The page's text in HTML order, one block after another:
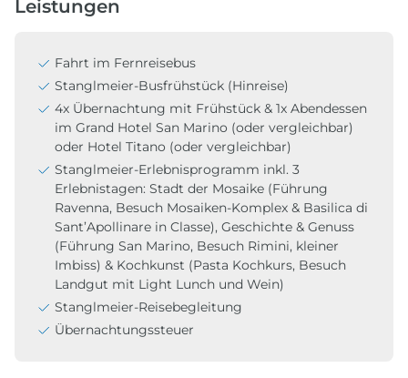
Leistungen
Fahrt im Fernreisebus
Stanglmeier-Busfrühstück (Hinreise)
4x Übernachtung mit Frühstück & 1x Abendessen
im Grand Hotel San Marino (oder vergleichbar)
oder Hotel Titano (oder vergleichbar)
Stanglmeier-Erlebnisprogramm inkl. 3
Erlebnistagen: Stadt der Mosaike (Führung
Ravenna, Besuch Mosaiken-Komplex & Basilica di
Sant’Apollinare in Classe), Geschichte & Genuss
(Führung San Marino, Besuch Rimini, kleiner
Imbiss) & Kochkunst (Pasta Kochkurs, Besuch
Landgut mit Light Lunch und Wein)
Stanglmeier-Reisebegleitung
Übernachtungssteuer